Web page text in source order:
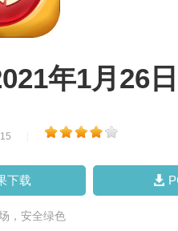
年1月26日
下载
，安全绿色